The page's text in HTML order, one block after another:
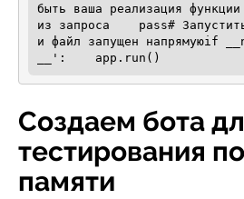
быть ваша реализация функции
из запроса    pass#
и файл запущен напрямуюif
__':    app.run()
Создаем бота
тестирования
памяти